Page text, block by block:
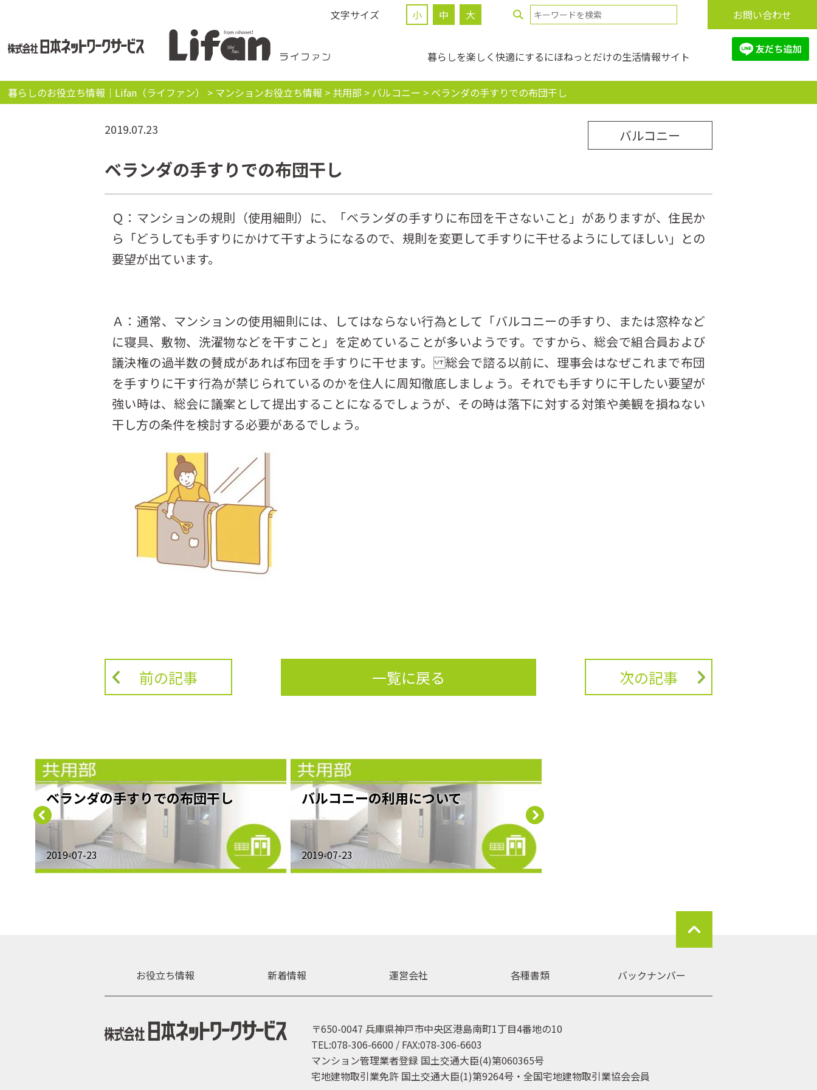
文字サイズ 小 中 大 お問い合わせ
暮らしを楽しく快適にするにほねっとだけの生活情報サイト
暮らしのお役立ち情報｜Lifan（ライファン） > マンションお役立ち情報 > 共用部 > バルコニー > ベランダの手すりでの布団干し
2019.07.23 バルコニー
ベランダの手すりでの布団干し
Ｑ：マンションの規則（使用細則）に、「ベランダの手すりに布団を干さないこと」がありますが、住民か
ら「どうしても手すりにかけて干すようになるので、規則を変更して手すりに干せるようにしてほしい」との
要望が出ています。
Ａ：通常、マンションの使用細則には、してはならない行為として「バルコニーの手すり、または窓枠など
に寝具、敷物、洗濯物などを干すこと」を定めていることが多いようです。ですから、総会で組合員および
議決権の過半数の賛成があれば布団を手すりに干せます。 総会で諮る以前に、理事会はなぜこれまで布団
を手すりに干す行為が禁じられているのかを住人に周知徹底しましょう。それでも手すりに干したい要望が
強い時は、総会に議案として提出することになるでしょうが、その時は落下に対する対策や美観を損ねない
干し方の条件を検討する必要があるでしょう。
前の記事 次の記事
一覧に戻る
ベランダの手すりでの布団干し
2019-07-23
バルコニーの利用について
2019-07-23
お役立ち情報 新着情報 運営会社 各種書類 バックナンバー
〒650-0047 兵庫県神戸市中央区港島南町1丁目4番地の10
TEL:078-306-6600 / FAX:078-306-6603
マンション管理業者登録 国土交通大臣(4)第060365号
宅地建物取引業免許 国土交通大臣(1)第9264号・全国宅地建物取引業協会会員